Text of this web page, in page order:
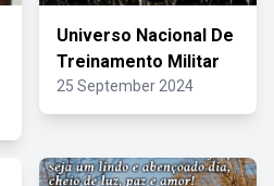
Universo Nacional De
Treinamento Militar
25 September 2024